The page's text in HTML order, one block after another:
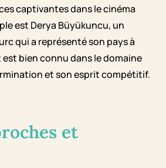
captivantes dans le cinéma
est Derya Büyükuncu, un
qui a représenté son pays à
bien connu dans le domaine
et son esprit compétitif.
et